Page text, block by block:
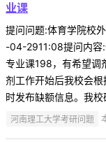
业课
提问问题:体育学院校
-04-2911:08提问内容:
专业课198，有希望调
剂工作开始后我校会
时发布缺额信息。我校
河南理工大学考研问题